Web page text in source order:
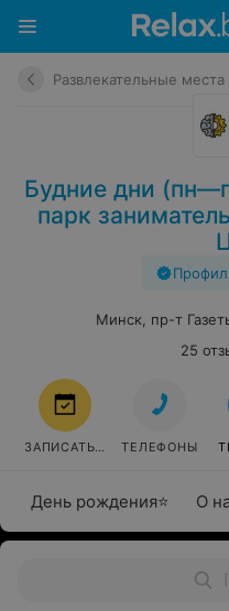
Развлекательные
Будние дни
парк
День рождения⭐ О
Минск, пр-т
25
ЗАПИСАТЬСЯ ТЕЛЕФОНЫ